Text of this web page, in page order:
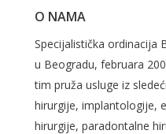
O NAMA
Specijalistička ordinacija
u Beogradu, februara
tim pruža usluge iz
hirurgije, implantologije,
hirurgije, paradontalne